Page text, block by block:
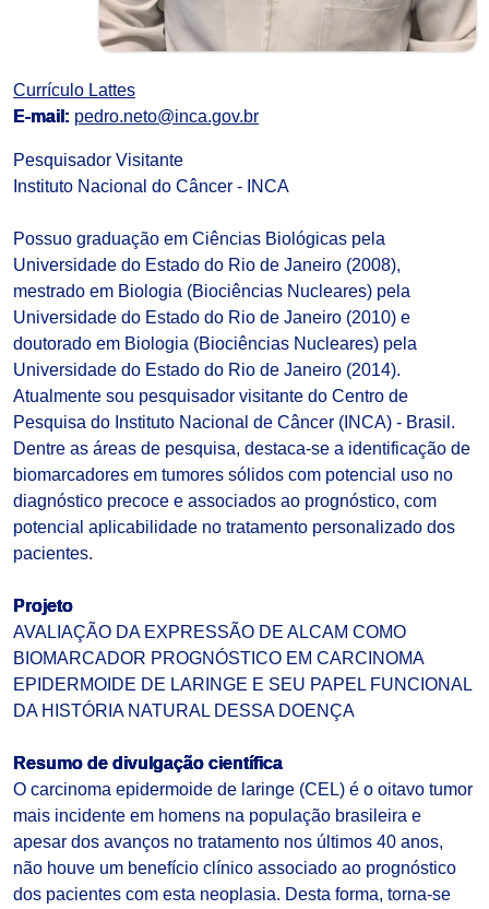
Currículo Lattes
E-mail: pedro.neto@inca.gov.br
Pesquisador Visitante
Instituto Nacional do Câncer - INCA
Possuo graduação em Ciências Biológicas pela
Universidade do Estado do Rio de Janeiro (2008),
mestrado em Biologia (Biociências Nucleares) pela
Universidade do Estado do Rio de Janeiro (2010) e
doutorado em Biologia (Biociências Nucleares) pela
Universidade do Estado do Rio de Janeiro (2014).
Atualmente sou pesquisador visitante do Centro de
Pesquisa do Instituto Nacional de Câncer (INCA) - Brasil.
Dentre as áreas de pesquisa, destaca-se a identificação de
biomarcadores em tumores sólidos com potencial uso no
diagnóstico precoce e associados ao prognóstico, com
potencial aplicabilidade no tratamento personalizado dos
pacientes.
Projeto
AVALIAÇÃO DA EXPRESSÃO DE ALCAM COMO
BIOMARCADOR PROGNÓSTICO EM CARCINOMA
EPIDERMOIDE DE LARINGE E SEU PAPEL FUNCIONAL
DA HISTÓRIA NATURAL DESSA DOENÇA
Resumo de divulgação científica
O carcinoma epidermoide de laringe (CEL) é o oitavo tumor
mais incidente em homens na população brasileira e
apesar dos avanços no tratamento nos últimos 40 anos,
não houve um benefício clínico associado ao prognóstico
dos pacientes com esta neoplasia. Desta forma, torna-se